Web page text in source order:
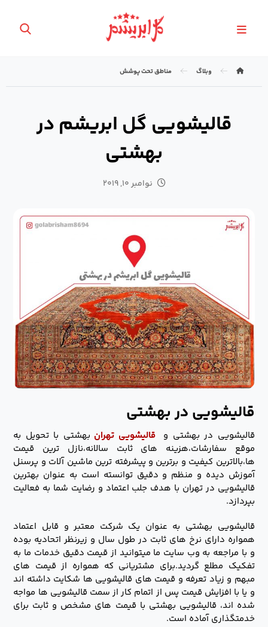
وبلاگ مناطق تحت پوشش
قالیشویی گل ابریشم در
بهشتی
نوامبر ۱۰, ۲۰۱۹
قالیشویی در بهشتی
قالیشویی در بهشتی و قالیشویی تهران بهشتی با تحویل به
موقع سفارشات،هزینه های ثابت سالانه،نازل ترین قیمت
ها،بالاترین کیفیت و برترین و پیشرفته ترین ماشین آلات و پرسنل
آموزش دیده و منظم و دقیق توانسته است به عنوان بهترین
قالیشویی در تهران با هدف جلب اعتماد و رضایت شما به فعالیت
بپردازد.
قالیشویی بهشتی به عنوان یک شرکت معتبر و قابل اعتماد
همواره دارای نرخ های ثابت در طول سال و زیرنظر اتحادیه بوده
و با مراجعه به وب سایت ما میتوانید از قیمت دقیق خدمات ما به
تفکیک مطلع گردید.برای مشتریانی که همواره از قیمت های
مبهم و زیاد تعرفه و قیمت های قالیشویی ها شکایت داشته اند
و یا با افزایش قیمت پس از اتمام کار از سمت قالیشویی ها مواجه
شده اند، قالیشویی بهشتی با قیمت های مشخص و ثابت برای
خدمتگذاری آماده است.